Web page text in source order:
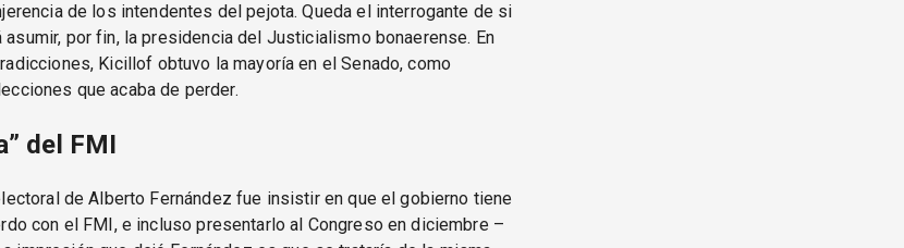
de los intendentes del pejota. Queda el interrogante de si
asumir, por fin, la presidencia del Justicialismo bonaerense. En
Kicillof obtuvo la mayoría en el Senado, como
que acaba de perder.
del FMI
de Alberto Fernández fue insistir en que el gobierno tiene
con el FMI, e incluso presentarlo al Congreso en diciembre –